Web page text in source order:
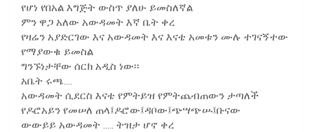
የሆነ የበአል እግጅት ውስጥ ያለሁ ይመስለኛል
ምን ዋጋ አለው አውዳመት እኛ ቤት ቀረ
የዛሬን አያድርገው እና አውዳመት እና እናቴ አመቱን ሙሉ ተገናኝተው
የማያውቁ ይመስል
ግንኙነታቸው ሰርክ አዲስ ነው፡፡
አቤት ሩጫ….
አውዳመት ሲደርስ እናቴ የምትይዝ የምትጨብጠውን ታጣለች
የዶሮአይን የመሠለ ጠላ፤ዶሮው፤ዳቦው፤ጭሣጭሡ፤ቡናው
ውውይይ አውዳመት ….. ትዝታ ሆኖ ቀረ